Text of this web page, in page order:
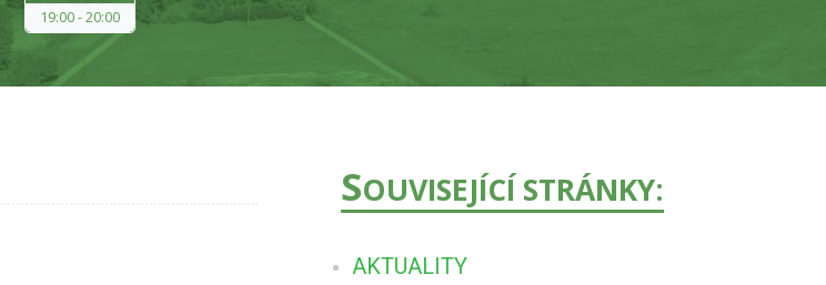
19:00 20:00
SOUVISEJÍCÍ STRÁNKY:
AKTUALITY